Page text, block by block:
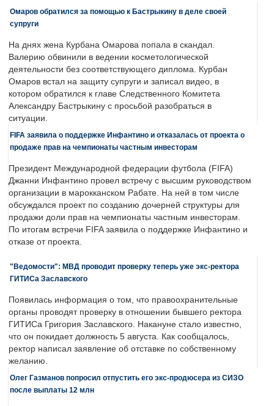
Омаров обратился за помощью к Бастрыкину в деле своей
супруги
На днях жена Курбана Омарова попала в скандал.
Валерию обвинили в ведении косметологической
деятельности без соответствующего диплома. Курбан
Омаров встал на защиту супруги и записал видео, в
котором обратился к главе Следственного Комитета
Александру Бастрыкину с просьбой разобраться в
ситуации.
FIFA заявила о поддержке Инфантино и отказалась от проекта о
продаже прав на чемпионаты частным инвесторам
Президент Международной федерации футбола (FIFA)
Джанни Инфантино провел встречу с высшим руководством
организации в марокканском Рабате. На ней в том числе
обсуждался проект по созданию дочерней структуры для
продажи доли прав на чемпионаты частным инвесторам.
По итогам встречи FIFA заявила о поддержке Инфантино и
отказе от проекта.
"Ведомости": МВД проводит проверку теперь уже экс-ректора
ГИТИСа Заславского
Появилась информация о том, что правоохранительные
органы проводят проверку в отношении бывшего ректора
ГИТИСа Григория Заславского. Накануне стало известно,
что он покидает должность 5 августа. Как сообщалось,
ректор написал заявление об отставке по собственному
желанию.
Олег Газманов попросил отпустить его экс-продюсера из СИЗО
после выплаты 12 млн